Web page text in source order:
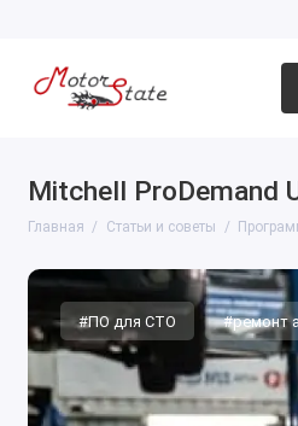
Mitchell ProDemand
Главная Статьи и советы
#ПО для СТО #ремонт